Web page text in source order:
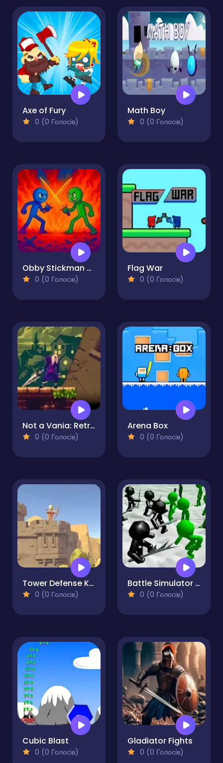
Axe of Fury
0 (0 Голосів)
Math Boy
0 (0 Голосів)
Obby Stickman - On Swords
0 (0 Голосів)
Flag War
0 (0 Голосів)
Not a Vania: Retro Sword Quest
0 (0 Голосів)
Arena Box
0 (0 Голосів)
Tower Defense Kingdom 2D
0 (0 Голосів)
Battle Simulator Stickman Zombie
0 (0 Голосів)
Cubic Blast
0 (0 Голосів)
Gladiator Fights
0 (0 Голосів)